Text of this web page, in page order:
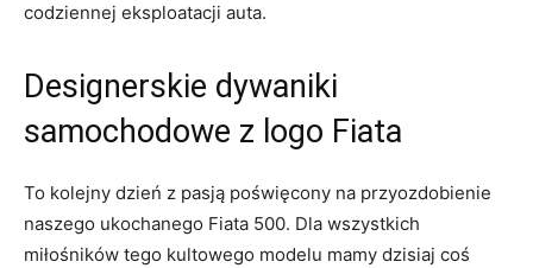
codziennej eksploatacji auta.
Designerskie dywaniki
samochodowe z logo Fiata
To kolejny‌ dzień z ‌pasją poświęcony na przyozdobienie
naszego ukochanego​ Fiata 500. Dla wszystkich
miłośników tego​ kultowego modelu‌ mamy dzisiaj ⁤coś